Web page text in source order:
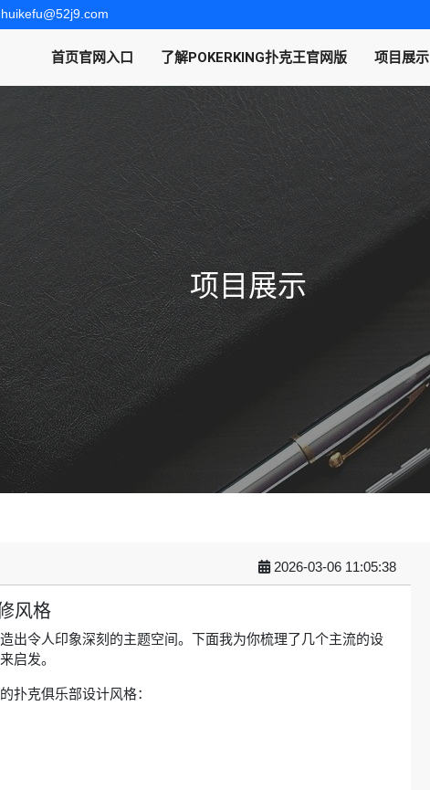
首页官网入口 了解POKERKING扑克王官网版 项目展示
项目展示
2026-03-06 11:05:38
风格
出令人印象深刻的主题空间。下面我为你梳理了几个主流的设
启发。
扑克俱乐部设计风格：